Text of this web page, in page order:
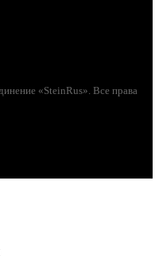
«SteinRus». Все права